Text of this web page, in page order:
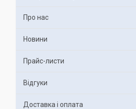
Про нас
Новини
Прайс-листи
Відгуки
Доставка і оплата